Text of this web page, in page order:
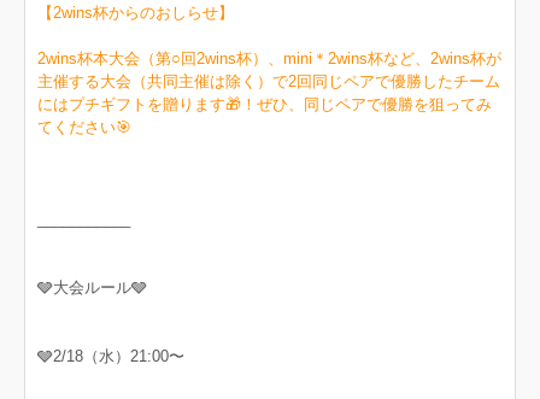
【2wins杯からのおしらせ】
2wins杯本大会（第○回2wins杯）、mini＊2wins杯など、2wins杯が
主催する大会（共同主催は除く）で2回同じペアで優勝したチーム
にはプチギフトを贈ります🎁！ぜひ、同じペアで優勝を狙ってみ
てください🎯
🩶大会ルール🩶
🩶2/18（水）21:00〜